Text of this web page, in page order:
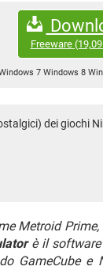
Freeware
7 Windows 8
dei giochi
Metroid Prime,
è il software
GameCube e